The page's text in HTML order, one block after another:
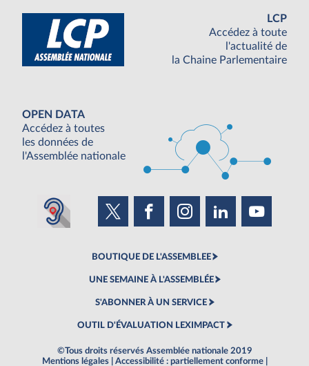
LCP
Accédez à toute
l'actualité de
la Chaine Parlementaire
OPEN DATA
Accédez à toutes
les données de
l'Assemblée nationale
BOUTIQUE DE L'ASSEMBLEE
UNE SEMAINE À L'ASSEMBLÉE
S'ABONNER À UN SERVICE
OUTIL D'ÉVALUATION LEXIMPACT
©Tous droits réservés Assemblée nationale 2019
Mentions légales
Accessibilité : partiellement conforme